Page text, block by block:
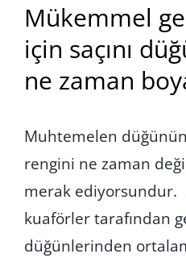
Mükemmel
için saçını
ne zaman
Muhtemelen
rengini ne zaman
merak ediyorsundur.
kuaförler tarafından
düğünlerinden